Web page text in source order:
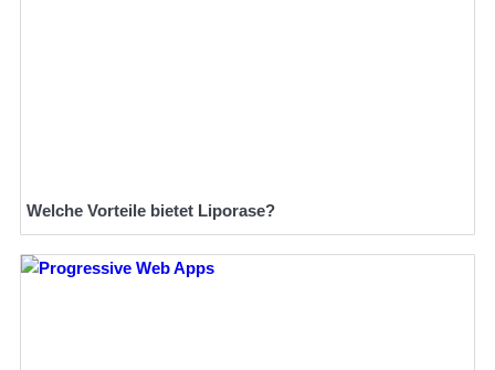
Welche Vorteile bietet Liporase?